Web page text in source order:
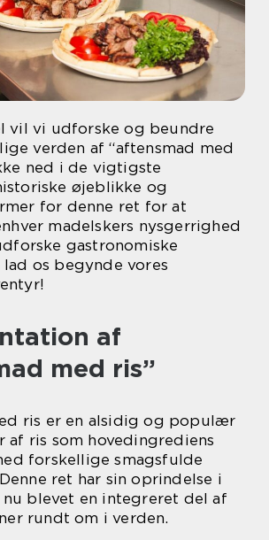
vil vi udforske og beundre
verden af “aftensmad med
ned i de vigtigste
øjeblikke og
for denne ret for at
madelskers nysgerrighed
gastronomiske
lad os begynde vores
af
med ris”
ris er en alsidig og populær
af ris som hovedingrediens
forskellige smagsfulde
ret har sin oprindelse i
nu blevet en integreret del af
rundt om i verden.